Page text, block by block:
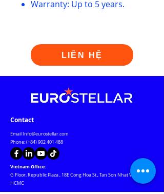
Warranty: Up to 5 years.
LIÊN HỆ
Contact
EmailInfo@eurostellar.com
Phone: (+84)902 401 488
Vietnam Office:
G Floor, Republic Plaza, 18E Cong Hoa St., Tan Son Nhat Ward
HCMC